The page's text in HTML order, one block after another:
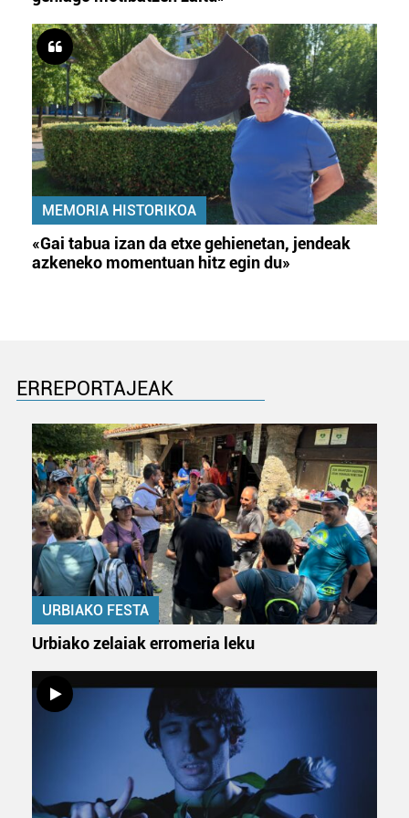
MEMORIA HISTORIKOA
«Gai tabua izan da etxe gehienetan, jendeak
azkeneko momentuan hitz egin du»
ERREPORTAJEAK
URBIAKO FESTA
Urbiako zelaiak erromeria leku